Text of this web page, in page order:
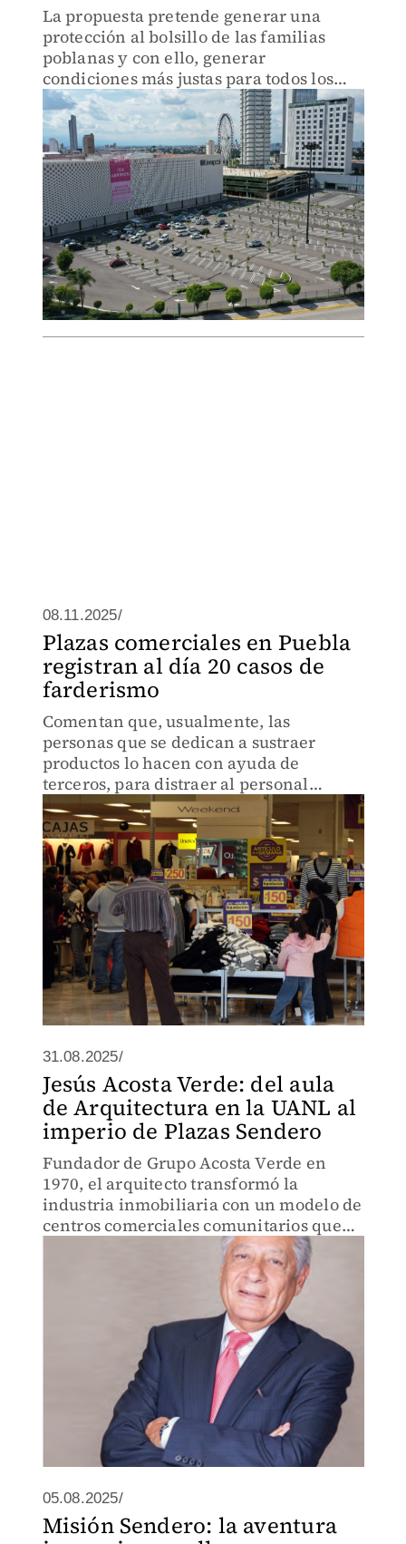
La propuesta pretende generar una
protección al bolsillo de las familias
poblanas y con ello, generar
condiciones más justas para todos los
clientes.
08.11.2025/
Plazas comerciales en Puebla
registran al día 20 casos de
farderismo
Comentan que, usualmente, las
personas que se dedican a sustraer
productos lo hacen con ayuda de
terceros, para distraer al personal
mientras esconden la mercancía.
31.08.2025/
Jesús Acosta Verde: del aula
de Arquitectura en la UANL al
imperio de Plazas Sendero
Fundador de Grupo Acosta Verde en
1970, el arquitecto transformó la
industria inmobiliaria con un modelo de
centros comerciales comunitarios que
suma más de 1.8 millones de metros
05.08.2025/
Misión Sendero: la aventura